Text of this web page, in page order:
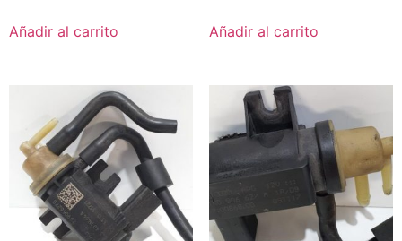
Añadir al carrito Añadir al carrito